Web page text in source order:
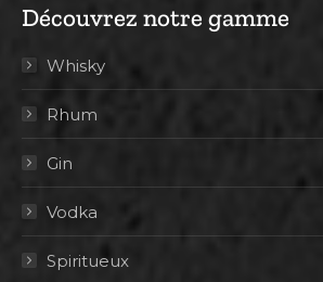
Découvrez notre gamme
Whisky
Rhum
Gin
Vodka
Spiritueux